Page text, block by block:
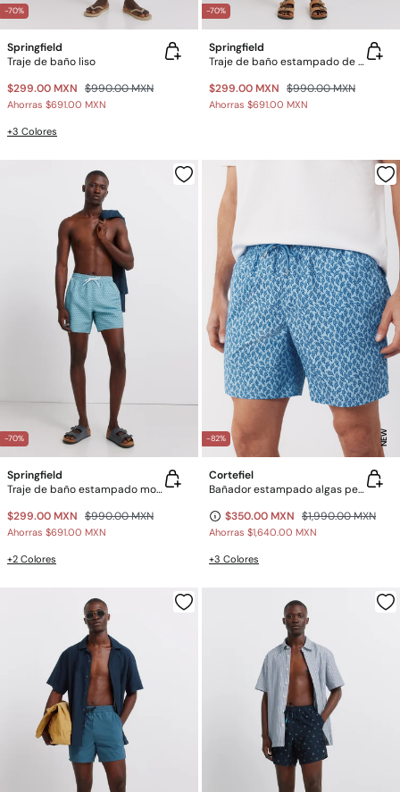
-70%
Springfield
Traje de baño liso
$299.00 MXN $990.00 MXN
Ahorras $691.00 MXN
+3 Colores
-70%
Springfield
Traje de baño estampado de hojas con bolsillo y cierre
$299.00 MXN $990.00 MXN
Ahorras $691.00 MXN
-70%
Springfield
Traje de baño estampado mosaico con bolsillo y cierre
$299.00 MXN $990.00 MXN
Ahorras $691.00 MXN
+2 Colores
-82% NEW
Cortefiel
Bañador estampado algas pequeñas
$350.00 MXN $1,990.00 MXN
Ahorras $1,640.00 MXN
+3 Colores